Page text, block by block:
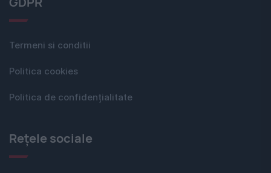
Termeni si conditii
Politica cookies
Politica de confidențialitate
Rețele sociale